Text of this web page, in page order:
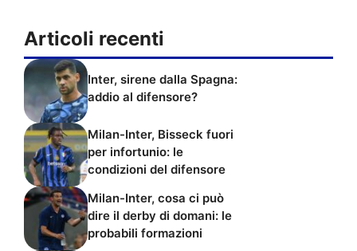
Articoli recenti
Inter, sirene dalla Spagna:
addio al difensore?
Milan-Inter, Bisseck fuori
per infortunio: le
condizioni del difensore
Milan-Inter, cosa ci può
dire il derby di domani: le
probabili formazioni